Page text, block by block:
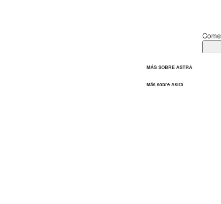
MÁS SOBRE ASTRA
Más sobre Astra